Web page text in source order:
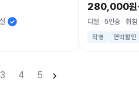
280,000원
디젤 5인승 취
직영 연박할인
3 4 5